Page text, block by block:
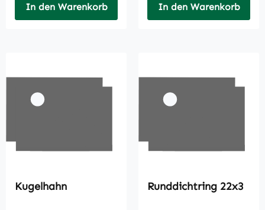
In den Warenkorb In den Warenkorb
Kugelhahn Runddichtring 22x3